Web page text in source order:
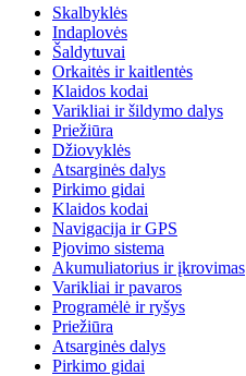
Skalbyklės
Indaplovės
Šaldytuvai
Orkaitės ir kaitlentės
Klaidos kodai
Varikliai ir šildymo dalys
Priežiūra
Džiovyklės
Atsarginės dalys
Pirkimo gidai
Klaidos kodai
Navigacija ir GPS
Pjovimo sistema
Akumuliatorius ir įkrovimas
Varikliai ir pavaros
Programėlė ir ryšys
Priežiūra
Atsarginės dalys
Pirkimo gidai